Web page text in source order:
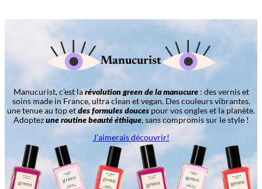
Manucurist
Manucurist, c’est larévolution green de la manucure: des vernis et
soins made in France, ultra clean et vegan. Des couleurs vibrantes,
une tenue au top etdes formules douces pour vos ongles et la planète.
Adoptezune routine beauté éthique, sans compromis sur le style !
J’aimerais découvrir!